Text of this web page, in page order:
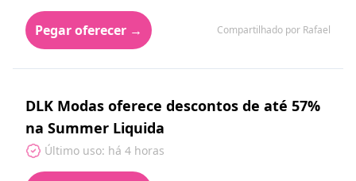
Pegar oferecer → Compartilhado por Rafael
DLK Modas oferece descontos de até 57%
na Summer Liquida
Último uso: há 4 horas